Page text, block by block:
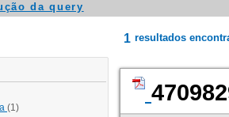
da query
(1)
1 resultados